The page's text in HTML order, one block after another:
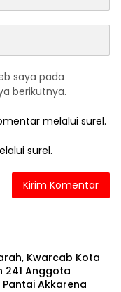
saya pada
berikutnya.
melalui surel.
surel.
Kwarcab Kota
241 Anggota
Akkarena